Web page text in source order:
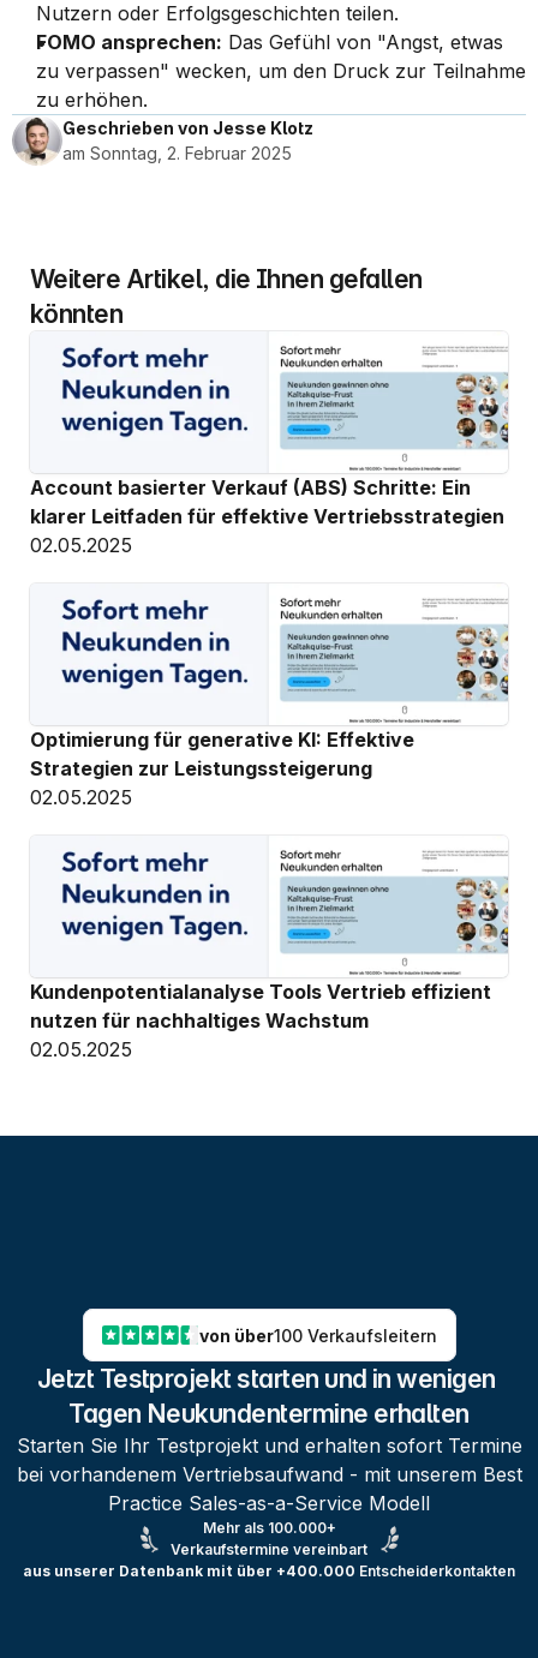
Nutzern oder Erfolgsgeschichten teilen.
FOMO ansprechen: Das Gefühl von "Angst, etwas
zu verpassen" wecken, um den Druck zur Teilnahme
zu erhöhen.
Geschrieben von Jesse Klotz
am Sonntag, 2. Februar 2025
Weitere Artikel, die Ihnen gefallen
könnten
Account basierter Verkauf (ABS) Schritte: Ein
klarer Leitfaden für effektive Vertriebsstrategien
02.05.2025
Optimierung für generative KI: Effektive
Strategien zur Leistungssteigerung
02.05.2025
Kundenpotentialanalyse Tools Vertrieb effizient
nutzen für nachhaltiges Wachstum
02.05.2025
von über100 Verkaufsleitern
Jetzt Testprojekt starten und in wenigen
Tagen Neukundentermine erhalten
Starten Sie Ihr Testprojekt und erhalten sofort Termine
bei vorhandenem Vertriebsaufwand - mit unserem Best
Practice Sales-as-a-Service Modell
Mehr als 100.000+
Verkaufstermine vereinbart
aus unserer Datenbank mit über +400.000 Entscheiderkontakten